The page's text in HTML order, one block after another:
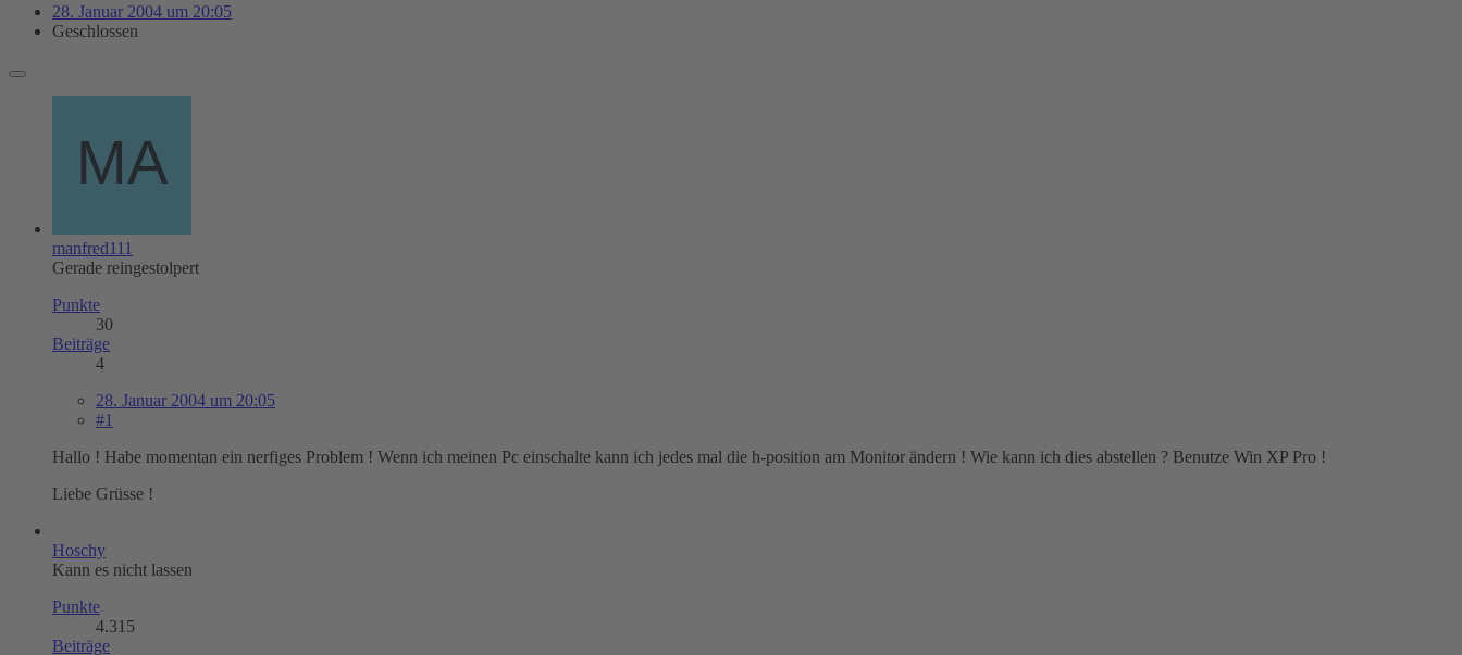
28. Januar 2004 um 20:05
Geschlossen
manfred111
Gerade reingestolpert
Punkte
30
Beiträge
4
28. Januar 2004 um 20:05
#1
Hallo ! Habe momentan ein nerfiges Problem ! Wenn ich meinen Pc einschalte kann ich jedes mal die h-position am Monitor ändern ! Wie kann ich dies abstellen ? Benutze Win XP Pro !
Liebe Grüsse !
Hoschy
Kann es nicht lassen
Punkte
4.315
Beiträge